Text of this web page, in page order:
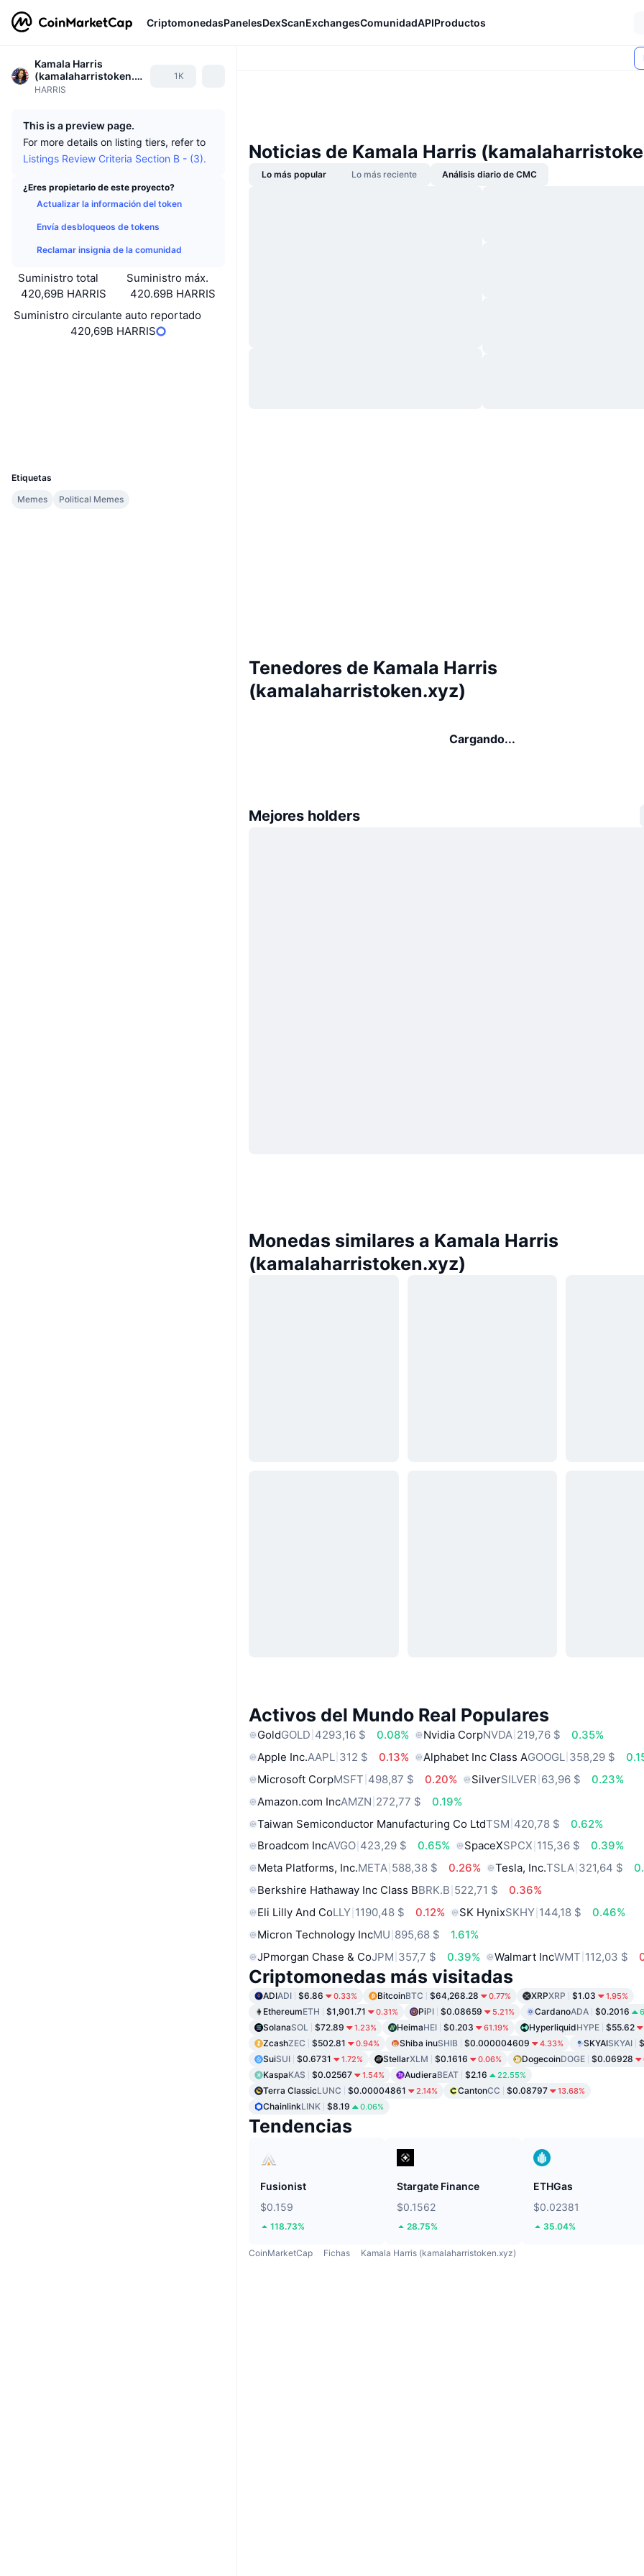
CriptomonedasPanelesDexScanExchangesComunidadAPIProductos
Kamala Harris
(kamalaharristoken.x
yz)
HARRIS
1K
This is a preview page.
For more details on listing tiers, refer to
Listings Review Criteria Section B - (3).
¿Eres propietario de este proyecto?
Actualizar la información del token
Envía desbloqueos de tokens
Reclamar insignia de la comunidad
Suministro total
420,69B HARRIS
Suministro máx.
420.69B HARRIS
Suministro circulante auto reportado
420,69B HARRIS
Etiquetas
Memes
Political Memes
Noticias de Kamala Harris
Lo más popular Lo más reciente Análisis diario de CMC
Tenedores de Kamala Harris
(kamalaharristoken.xyz)
Cargando...
Mejores holders
Monedas similares a Kamala Harris
(kamalaharristoken.xyz)
Activos del Mundo Real Populares
GoldGOLD 4293,16 $ 0.08% Nvidia CorpNVDA 219,76 $
0.35%
Apple Inc.AAPL 312 $ 0.13% Alphabet Inc Class AGOOGL 358,29 $
Microsoft CorpMSFT 498,87 $ 0.20% SilverSILVER 63,96 $
0.23%
Amazon.com IncAMZN 272,77 $
0.19%
Taiwan Semiconductor Manufacturing Co LtdTSM 420,78 $
0.62%
Broadcom IncAVGO 423,29 $ 0.65% SpaceXSPCX 115,36 $
0.39%
Meta Platforms, Inc.META 588,38 $ 0.26% Tesla, Inc.TSLA 321,64 $
Berkshire Hathaway Inc Class BBRK.B 522,71 $
0.36%
Eli Lilly And CoLLY 1190,48 $ 0.12% SK HynixSKHY 144,18 $
0.46%
Micron Technology IncMU 895,68 $
1.61%
JPmorgan Chase & CoJPM 357,7 $ 0.39% Walmart IncWMT 112,03 $
Criptomonedas más visitadas
ADIADI $6.86 0.33% BitcoinBTC $64,268.28 0.77% XRPXRP $1.03 1.95%
EthereumETH $1,901.71 0.31% PiPI $0.08659 5.21% CardanoADA $0.2016
SolanaSOL $72.89 1.23% HeimaHEI $0.203 61.19% HyperliquidHYPE $55.62
ZcashZEC $502.81 0.94% Shiba inuSHIB $0.000004609 4.33% SKYAISKYAI
SuiSUI $0.6731 1.72% StellarXLM $0.1616 0.06% DogecoinDOGE $0.06928
KaspaKAS $0.02567 1.54% AudieraBEAT $2.16 22.55%
Terra ClassicLUNC $0.00004861 2.14% CantonCC $0.08797 13.68%
ChainlinkLINK $8.19 0.06%
Tendencias
Fusionist
$0.159
118.73%
Stargate Finance
$0.1562
28.75%
ETHGas
$0.02381
35.04%
CoinMarketCap Fichas Kamala Harris (kamalaharristoken.xyz)